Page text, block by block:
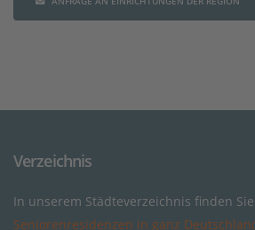
Verzeichnis
In unserem Städteverzeichnis finden
Seniorenresidenzen in ganz